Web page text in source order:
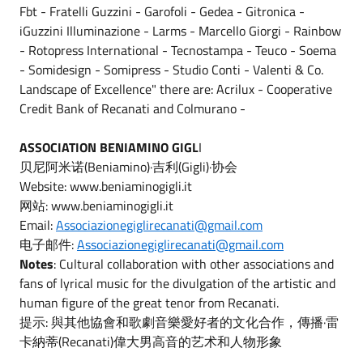
Fbt - Fratelli Guzzini - Garofoli - Gedea - Gitronica -
iGuzzini Illuminazione - Larms - Marcello Giorgi - Rainbow
- Rotopress International - Tecnostampa - Teuco - Soema
- Somidesign - Somipress - Studio Conti - Valenti & Co.
Landscape of Excellence" there are: Acrilux - Cooperative
Credit Bank of Recanati and Colmurano -
ASSOCIATION BENIAMINO GIGLI
贝尼阿米诺(Beniamino)·吉利(Gigli)·协会
Website: www.beniaminogigli.it
网站: www.beniaminogigli.it
Email:Associazionegiglirecanati@gmail.com
电子邮件:Associazionegiglirecanati@gmail.com
Notes: Cultural collaboration with other associations and
fans of lyrical music for the divulgation of the artistic and
human figure of the great tenor from Recanati.
提示: 與其他協會和歌劇音樂愛好者的文化合作，傳播·雷
卡納蒂(Recanati)偉大男高音的艺术和人物形象